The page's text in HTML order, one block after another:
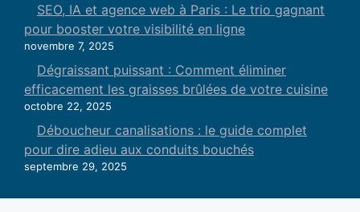
SEO, IA et agence web à Paris : Le trio gagnant
pour booster votre visibilité en ligne
novembre 7, 2025
Dégraissant puissant : Comment éliminer
efficacement les graisses brûlées de votre cuisine
octobre 22, 2025
Déboucheur canalisations : le guide complet
pour dire adieu aux conduits bouchés
septembre 29, 2025